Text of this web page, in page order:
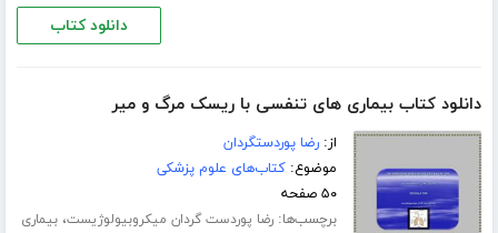
دانلود کتاب
دانلود کتاب بیماری های تنفسی با ریسک مرگ و میر
از:رضا پوردستگردان
موضوع:کتاب‌های علوم پزشکی
۵۰ صفحه
برچسب‌ها:رضا پوردست گردان میکروبیولوژیست،بیماری